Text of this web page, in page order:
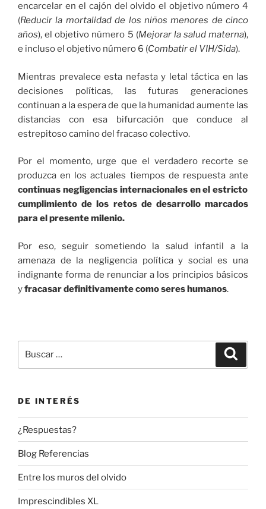
encarcelar en el cajón del olvido el objetivo número 4
(Reducir la mortalidad de los niños menores de cinco
años), el objetivo número 5 (Mejorar la salud materna),
e incluso el objetivo número 6 (Combatir el VIH/Sida).
Mientras prevalece esta nefasta y letal táctica en las
decisiones políticas, las futuras generaciones
continuan a la espera de que la humanidad aumente las
distancias con esa bifurcación que conduce al
estrepitoso camino del fracaso colectivo.
Por el momento, urge que el verdadero recorte se
produzca en los actuales tiempos de respuesta ante
continuas negligencias internacionales en el estricto
cumplimiento de los retos de desarrollo marcados
para el presente milenio.
Por eso, seguir sometiendo la salud infantil a la
amenaza de la negligencia política y social es una
indignante forma de renunciar a los principios básicos
yfracasar definitivamente como seres humanos.
por:
DE INTERÉS
¿Respuestas?
Blog Referencias
Entre los muros del olvido
Imprescindibles XL